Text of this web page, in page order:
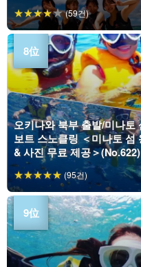
(59건)
오키나와 북부 출발/미나
보트 스노클링 ＜미나토 섬
& 사진 무료 제공＞(No.622)
(95건)